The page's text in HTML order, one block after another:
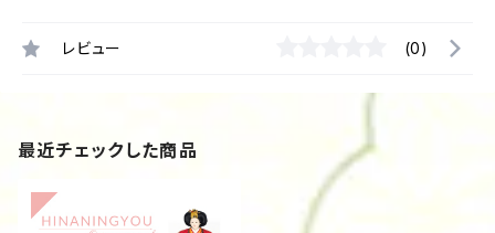
レビュー (0)
最近チェックした商品